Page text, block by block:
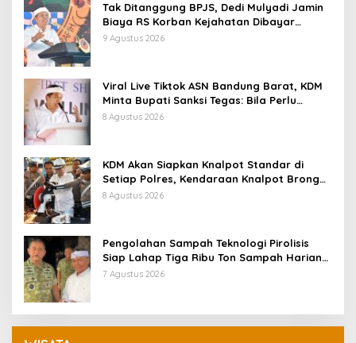
Tak Ditanggung BPJS, Dedi Mulyadi Jamin
Biaya RS Korban Kejahatan Dibayar
Pemprov Jabar
9 Agustus 2026
Viral Live Tiktok ASN Bandung Barat, KDM
Minta Bupati Sanksi Tegas: Bila Perlu
Pemberhentian
8 Agustus 2026
KDM Akan Siapkan Knalpot Standar di
Setiap Polres, Kendaraan Knalpot Brong
Tertangkap Langsung Ganti
8 Agustus 2026
Pengolahan Sampah Teknologi Pirolisis
Siap Lahap Tiga Ribu Ton Sampah Harian
Jawa Barat
7 Agustus 2026